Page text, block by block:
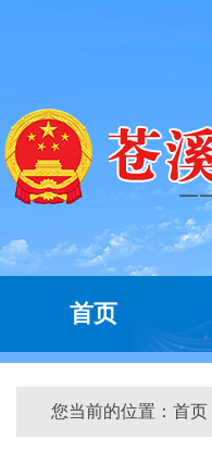
首页
您当前的位置： 首页